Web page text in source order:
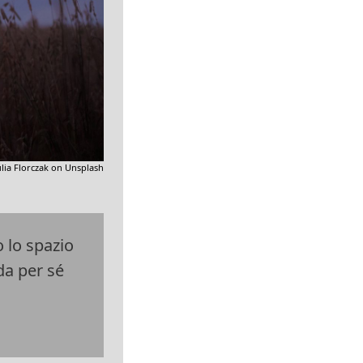
Florczak on Unsplash
lo spazio
per sé